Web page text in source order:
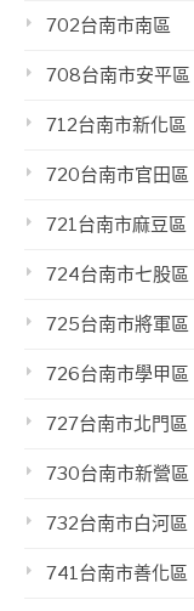
702台南市南區
708台南市安平區
712台南市新化區
720台南市官田區
721台南市麻豆區
724台南市七股區
725台南市將軍區
726台南市學甲區
727台南市北門區
730台南市新營區
732台南市白河區
741台南市善化區